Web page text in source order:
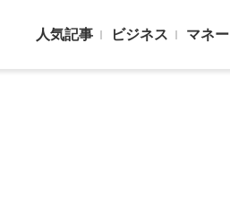
人気記事 ビジネス マネー